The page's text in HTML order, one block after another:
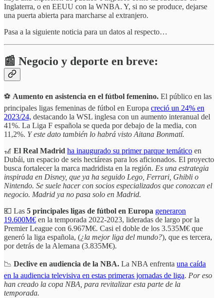
Inglaterra, o en EEUU con la WNBA. Y, si no se produce, dejarse
una puerta abierta para marcharse al extranjero.
Pasa a la siguiente noticia para un datos al respecto…
📰 Negocio y deporte en breve:
⚽ Aumento en asistencia en el fútbol femenino. El público en las
principales ligas femeninas de fútbol en Europa creció un 24% en
2023/24, destacando la WSL inglesa con un aumento interanual del
41%. La Liga F española se queda por debajo de la media, con
11,2%. Y este dato también lo habrá visto Aitana Bonmatí.
🎢 El Real Madrid ha inaugurado su primer parque temático en
Dubái, un espacio de seis hectáreas para los aficionados. El proyecto
busca fortalecer la marca madridista en la región. Es una estrategia
inspirada en Disney, que ya ha seguido Lego, Ferrari, Ghibli o
Nintendo. Se suele hacer con socios especializados que conozcan el
negocio. Madrid ya no pasa solo en Madrid.
💶 Las 5 principales ligas de fútbol en Europa generaron
19.600M€ en la temporada 2022-2023, lideradas de largo por la
Premier League con 6.967M€. Casi el doble de los 3.535M€ que
generó la liga española, (¿la mejor liga del mundo?), que es tercera,
por detrás de la Alemana (3.835M€).
📉 Declive en audiencia de la NBA. La NBA enfrenta una caída
en la audiencia televisiva en estas primeras jornadas de liga. Por eso
han creado la copa NBA, para revitalizar esta parte de la
temporada.